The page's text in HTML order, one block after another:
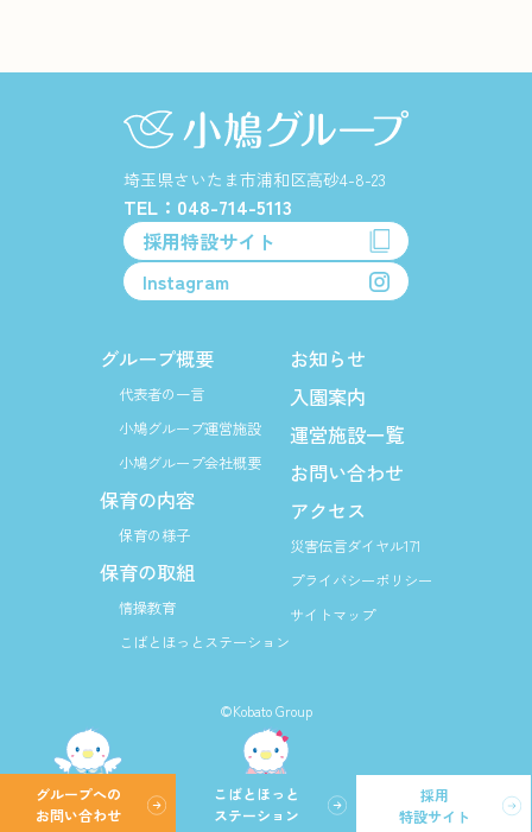
グループへの
お問い合わせ
こばとほっと
ステーション
採用
特設サイト
埼玉県さいたま市浦和区高砂4-8-23
TEL：048-714-5113
採用特設サイト
Instagram
グループ概要
代表者の一言
小鳩グループ運営施設
小鳩グループ会社概要
保育の内容
保育の様子
保育の取組
情操教育
こばとほっとステーション
お知らせ
入園案内
運営施設一覧
お問い合わせ
アクセス
災害伝言ダイヤル171
プライバシーポリシー
サイトマップ
©Kobato Group